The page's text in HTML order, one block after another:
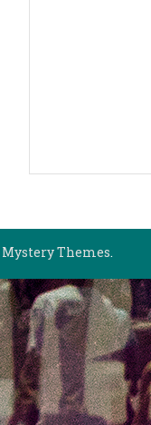
Mystery Themes.